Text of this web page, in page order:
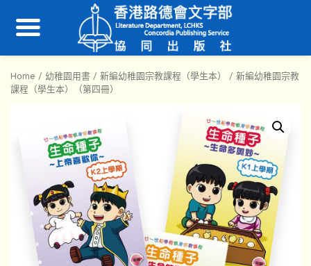
Home / 幼稚園用書 / 新編幼稚園宗教課程（學生本）
/ 新編幼稚園宗教
課程（學生本）（第四冊）